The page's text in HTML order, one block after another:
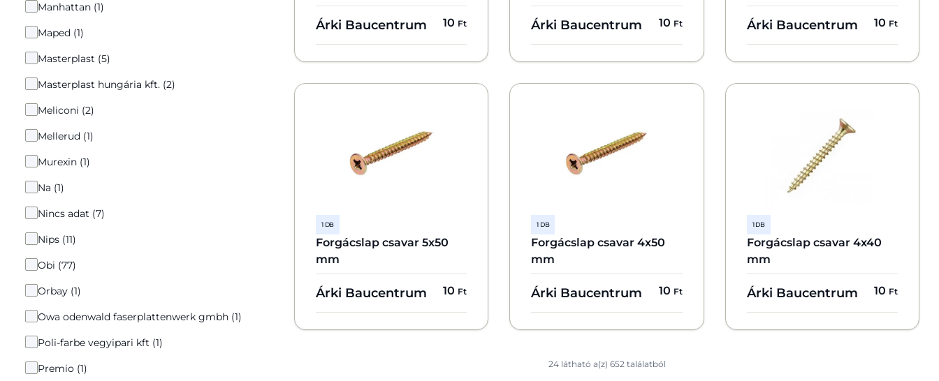
Manhattan (1)
Maped (1)
Masterplast (5)
Masterplast hungária kft. (2)
Meliconi (2)
Mellerud (1)
Murexin (1)
Na (1)
Nincs adat (7)
Nips (11)
Obi (77)
Orbay (1)
Owa odenwald faserplattenwerk gmbh (1)
Poli-farbe vegyipari kft (1)
Premio (1)
Árki Baucentrum 10 Ft Árki Baucentrum 10 Ft Árki Baucentrum 10 Ft
1 DB
Forgácslap csavar 5x50
mm
Árki Baucentrum 10 Ft
1 DB
Forgácslap csavar 4x50
mm
Árki Baucentrum 10 Ft
1 DB
Forgácslap csavar 4x40
mm
Árki Baucentrum 10 Ft
24 látható a(z) 652 találatból